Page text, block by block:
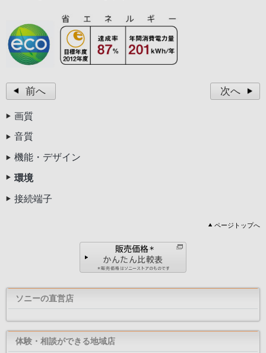
前へ 次へ
画質
音質
機能・デザイン
環境
接続端子
ページトップへ
ソニーの直営店
体験・相談ができる地域店